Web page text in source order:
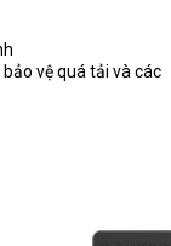
vệ quá tải và các